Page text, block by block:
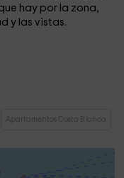
hay por la zona,
y las vistas.
Apartamentos Costa Blanca